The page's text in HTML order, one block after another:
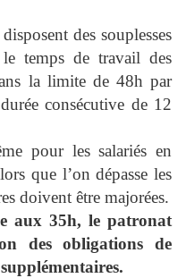
des souplesses
le temps de travail des
la limite de 48h par
consécutive de 12
pour les salariés en
que l’on dépasse les
doivent être majorées.
aux 35h, le patronat
des obligations de